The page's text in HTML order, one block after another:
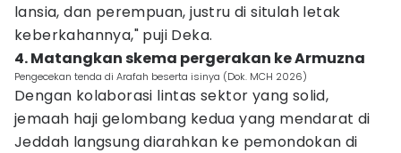
lansia, dan perempuan, justru di situlah letak
keberkahannya," puji Deka.
4. Matangkan skema pergerakan ke Armuzna
Pengecekan tenda di Arafah beserta isinya (Dok. MCH 2026)
Dengan kolaborasi lintas sektor yang solid,
jemaah haji gelombang kedua yang mendarat di
Jeddah langsung diarahkan ke pemondokan di